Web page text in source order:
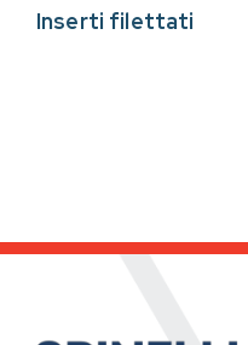
Inserti filettati